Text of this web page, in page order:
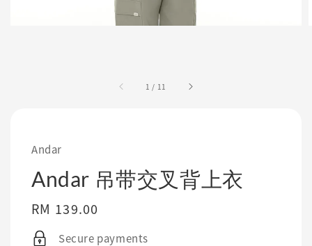
1 / 11
Andar
Andar 吊带交叉背上衣
Regular
price
RM 139.00
Secure payments